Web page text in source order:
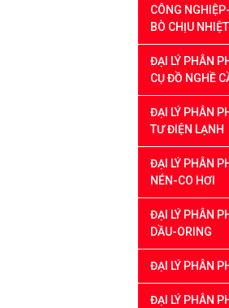
CÔNG
BÒ CHỊU NHIỆT
ĐẠI LÝ PHÂN
CỤ ĐỒ NGHỀ
ĐẠI LÝ PHÂN
TƯ ĐIỆN LẠNH
ĐẠI LÝ PHÂN
NÉN-CO HƠI
ĐẠI LÝ PHÂN
DẦU-ORING
ĐẠI LÝ PHÂN
ĐẠI LÝ PHÂN